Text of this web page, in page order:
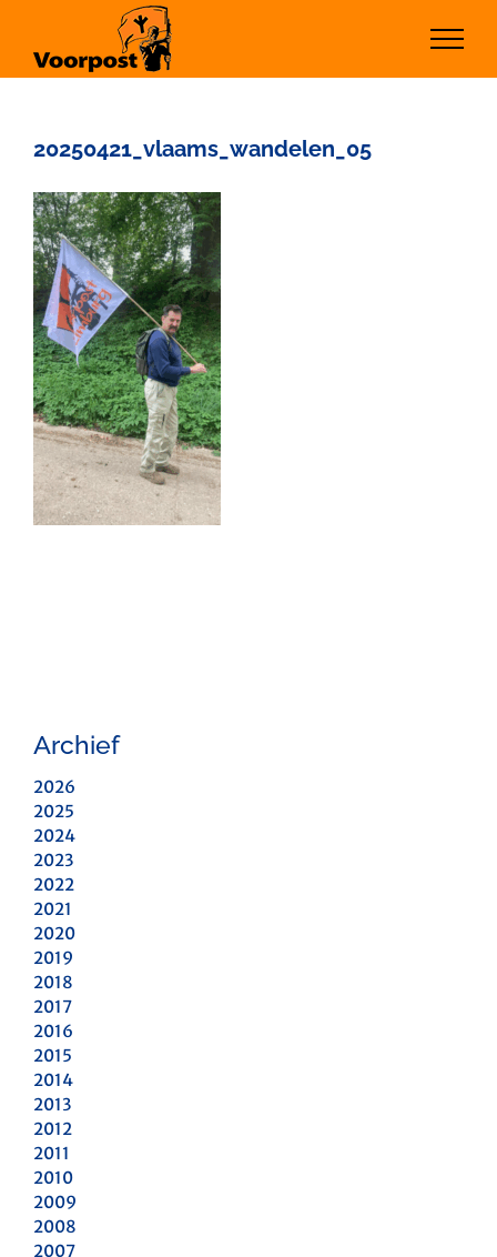
inhoud
20250421_vlaams_wandelen_05
Archief
2026
2025
2024
2023
2022
2021
2020
2019
2018
2017
2016
2015
2014
2013
2012
2011
2010
2009
2008
2007